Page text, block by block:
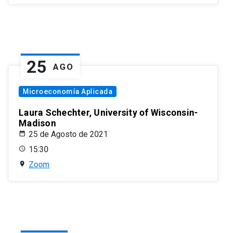
25 AGO
Microeconomía Aplicada
Laura Schechter, University of Wisconsin-
Madison
25 de Agosto de 2021
15:30
Zoom